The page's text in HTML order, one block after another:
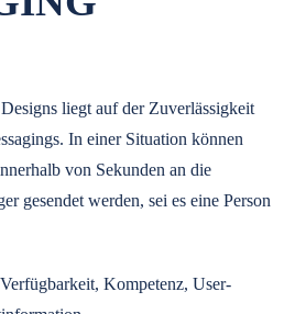
liegt auf der Zuverlässigkeit
In einer Situation können
von Sekunden an die
gesendet werden, sei es eine Person
Kompetenz, User-